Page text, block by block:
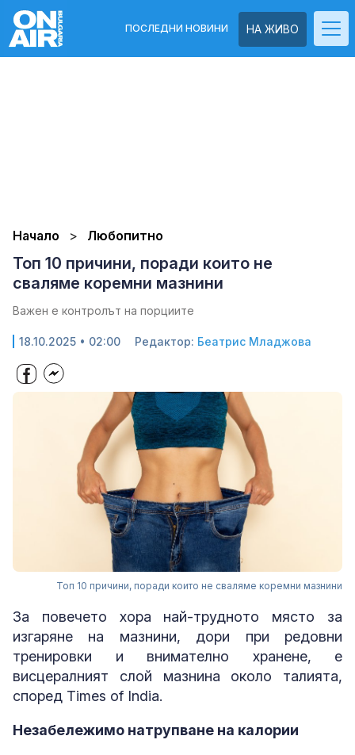
НА ЖИВО
ПОСЛЕДНИ НОВИНИ
Начало Любопитно
Топ 10 причини, поради които не
сваляме коремни мазнини
Важен е контролът на порциите
18.10.2025 • 02:00 Редактор: Беатрис Младжова
Топ 10 причини, поради които не сваляме коремни мазнини
За повечето хора най-трудното място за
изгаряне на мазнини, дори при редовни
тренировки и внимателно хранене, е
висцералният слой мазнина около талията,
според Times of India.
Незабележимо натрупване на калории